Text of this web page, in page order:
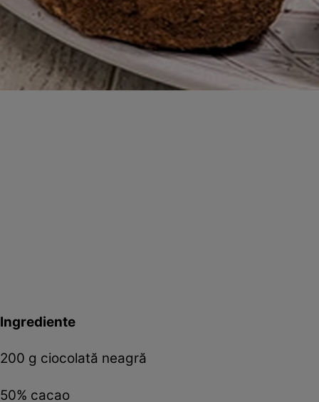
Ingrediente
200 g ciocolată neagră
50% cacao